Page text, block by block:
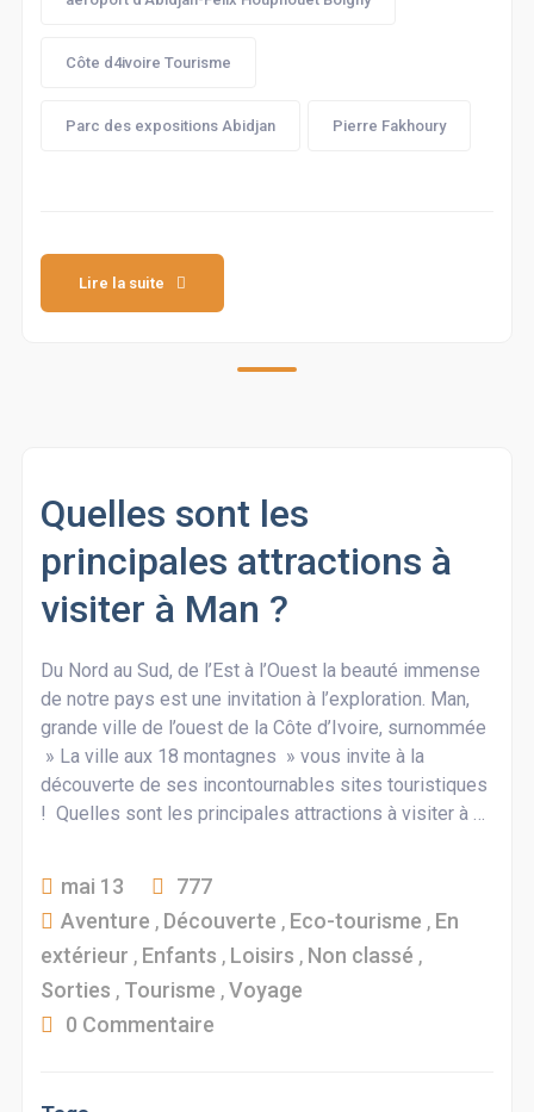
Côte d4ivoire Tourisme
Parc des expositions Abidjan Pierre Fakhoury
Lire la suite
Quelles sont les
principales attractions à
visiter à Man ?
Du Nord au Sud, de l’Est à l’Ouest la beauté immense
de notre pays est une invitation à l’exploration. Man,
grande ville de l’ouest de la Côte d’Ivoire, surnommée
» La ville aux 18 montagnes » vous invite à la
découverte de ses incontournables sites touristiques
! Quelles sont les principales attractions à visiter à …
mai 13
777
Aventure , Découverte , Eco-tourisme , En
extérieur , Enfants , Loisirs , Non classé ,
Sorties , Tourisme ,Voyage
0 Commentaire